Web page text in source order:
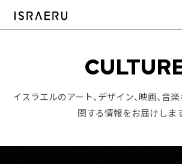
イスラエルのアート、デザイン、映画、音
関する情報をお届けしま